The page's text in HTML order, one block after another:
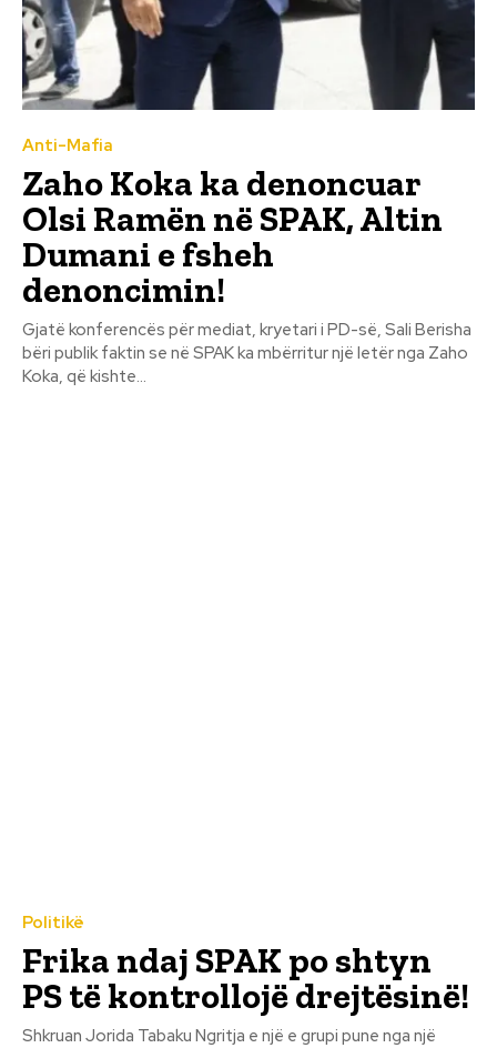
Anti-Mafia
Zaho Koka ka denoncuar
Olsi Ramën në SPAK, Altin
Dumani e fsheh
denoncimin!
Gjatë konferencës për mediat, kryetari i PD-së, Sali Berisha
bëri publik faktin se në SPAK ka mbërritur një letër nga Zaho
Koka, që kishte...
Politikë
Frika ndaj SPAK po shtyn
PS të kontrollojë drejtësinë!
Shkruan Jorida Tabaku Ngritja e një e grupi pune nga një